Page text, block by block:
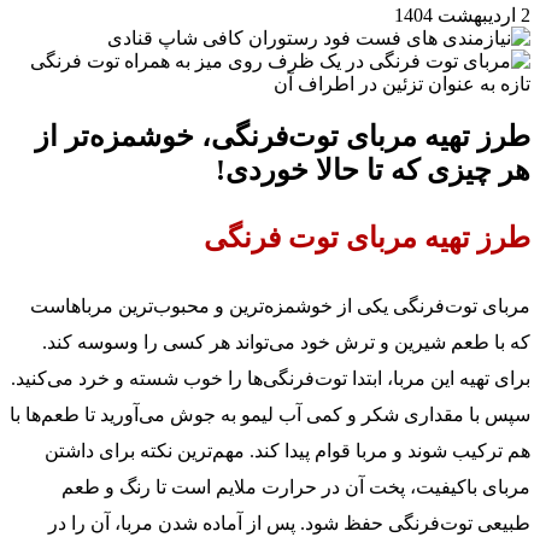
2 اردیبهشت 1404
طرز تهیه مربای توت‌فرنگی، خوشمزه‌تر از
هر چیزی که تا حالا خوردی!
طرز تهیه مربای توت فرنگی
مربای توت‌فرنگی یکی از خوشمزه‌ترین و محبوب‌ترین مرباهاست
که با طعم شیرین و ترش خود می‌تواند هر کسی را وسوسه کند.
برای تهیه این مربا، ابتدا توت‌فرنگی‌ها را خوب شسته و خرد می‌کنید.
سپس با مقداری شکر و کمی آب لیمو به جوش می‌آورید تا طعم‌ها با
هم ترکیب شوند و مربا قوام پیدا کند. مهم‌ترین نکته برای داشتن
مربای باکیفیت، پخت آن در حرارت ملایم است تا رنگ و طعم
طبیعی توت‌فرنگی حفظ شود. پس از آماده شدن مربا، آن را در